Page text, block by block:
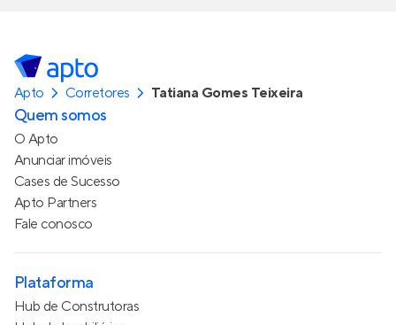
Apto Corretores Tatiana Gomes Teixeira
Quem somos
O Apto
Anunciar imóveis
Cases de Sucesso
Apto Partners
Fale conosco
Plataforma
Hub de Construtoras